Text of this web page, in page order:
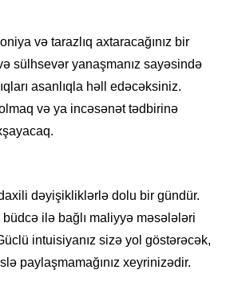
və tarazlıq axtaracağınız bir
sülhsevər yanaşmanız sayəsində
asanlıqla həll edəcəksiniz.
olmaq və ya incəsənət tədbirinə
dəyişikliklərlə dolu bir gündür.
ilə bağlı maliyyə məsələləri
intuisiyanız sizə yol göstərəcək,
paylaşmamağınız xeyrinizədir.